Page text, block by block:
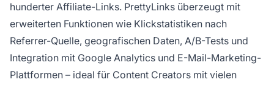
hunderter Affiliate-Links. PrettyLinks überzeugt mit
erweiterten Funktionen wie Klickstatistiken nach
Referrer-Quelle, geografischen Daten, A/B-Tests und
Integration mit Google Analytics und E-Mail-Marketing-
Plattformen – ideal für Content Creators mit vielen